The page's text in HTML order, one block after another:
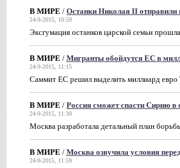
В МИРЕ / Останки Николая II отправили
24-9-2015, 10:59
Эксгумация останков царской семьи
В МИРЕ / Мигранты обойдутся ЕС в
24-9-2015, 11:15
Саммит ЕС решил выделить миллиард
В МИРЕ / Россия сможет спасти Сирию в
24-9-2015, 11:30
Москва разработала детальный план
В МИРЕ / Москва озвучила условия
24-9-2015, 11:59